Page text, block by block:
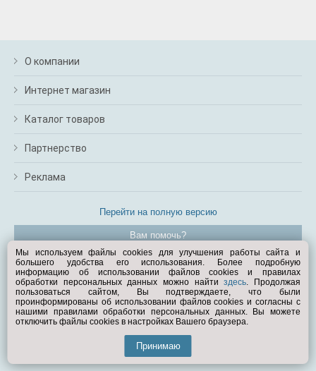
О компании
Интернет магазин
Каталог товаров
Партнерство
Реклама
Перейти на полную версию
Вам помочь?
© Exist.ru 1998—2026
Мы используем файлы cookies для улучшения работы сайта и
большего удобства его использования. Более подробную
информацию об использовании файлов cookies и правилах
обработки персональных данных можно найтиздесь. Продолжая
пользоваться сайтом, Вы подтверждаете, что были
проинформированы об использовании файлов cookies и согласны с
нашими правилами обработки персональных данных. Вы можете
отключить файлы cookies в настройках Вашего браузера.
Принимаю